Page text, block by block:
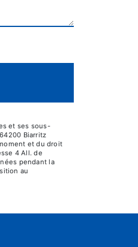
et ses sous-
Biarritz
et du droit
4 All. de
pendant la
au